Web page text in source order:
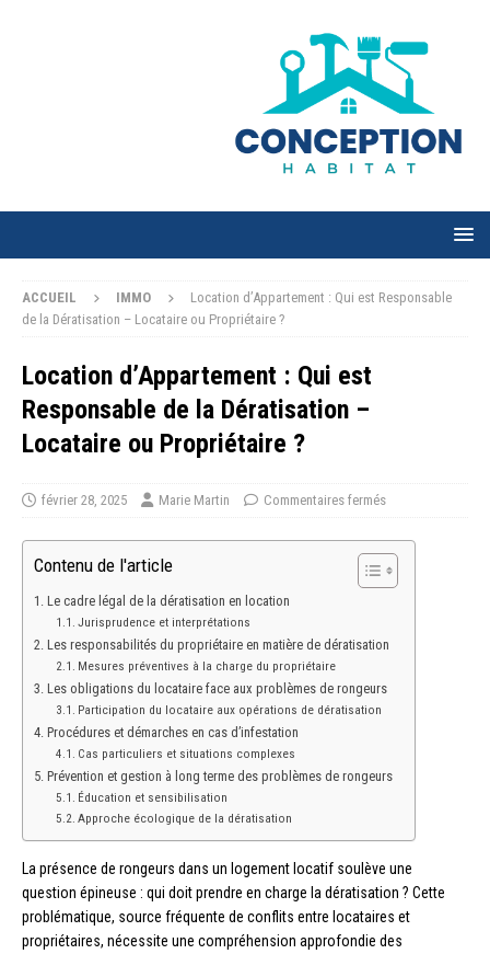
ACCUEIL IMMO
Location d’Appartement : Qui est Responsable
de la Dératisation – Locataire ou Propriétaire ?
Location d’Appartement : Qui est
Responsable de la Dératisation –
Locataire ou Propriétaire ?
février 28, 2025 Marie Martin Commentaires fermés
Contenu de l'article
Le cadre légal de la dératisation en location
Jurisprudence et interprétations
Les responsabilités du propriétaire en matière de dératisation
Mesures préventives à la charge du propriétaire
Les obligations du locataire face aux problèmes de rongeurs
Participation du locataire aux opérations de dératisation
Procédures et démarches en cas d’infestation
Cas particuliers et situations complexes
Prévention et gestion à long terme des problèmes de rongeurs
Éducation et sensibilisation
Approche écologique de la dératisation
La présence de rongeurs dans un logement locatif soulève une
question épineuse : qui doit prendre en charge la dératisation ? Cette
problématique, source fréquente de conflits entre locataires et
propriétaires, nécessite une compréhension approfondie des